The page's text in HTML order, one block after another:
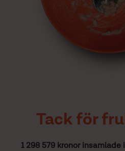
Tack för
1 298 579 kronor